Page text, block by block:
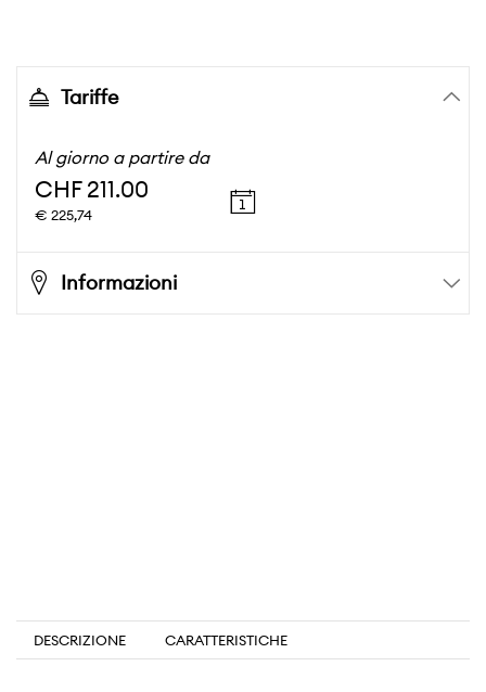
Tariffe
Al giorno a partire da
CHF 211.00
€ 225,74
Informazioni
DESCRIZIONE CARATTERISTICHE